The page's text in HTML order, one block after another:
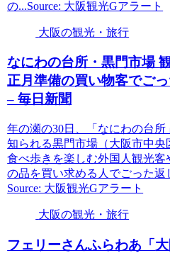
の...Source: 大阪観光Gアラート
大阪の観光・旅行
なにわの台所・黒門市場
正月準備の買い物客でご
– 毎日新聞
年の瀬の30日、「なにわの台所
知られる黒門市場（大阪市中央
食べ歩きを楽しむ外国人観光客
の品を買い求める人でごった返
Source: 大阪観光Gアラート
大阪の観光・旅行
フェリーさんふらわあ「